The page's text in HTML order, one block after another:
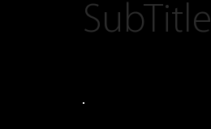
SubTitle